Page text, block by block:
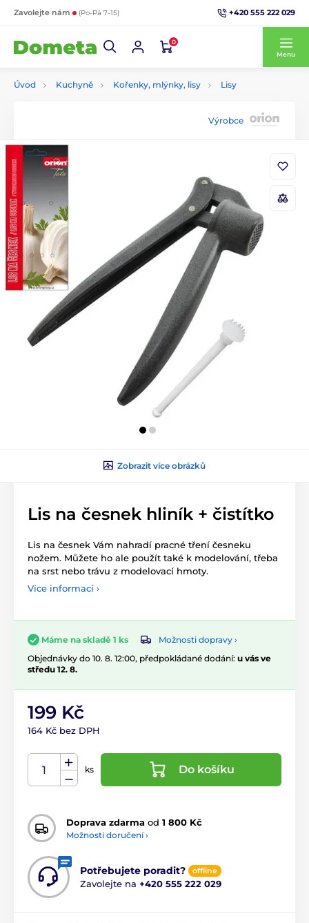
Zavolejte nám (Po-Pá 7-15) +420 555 222 029
0
Menu
Úvod Kuchyně Kořenky, mlýnky, lisy Lisy
Výrobce
Zobrazit více obrázků
Lis na česnek hliník + čistítko
Lis na česnek Vám nahradí pracné tření česneku
nožem. Můžete ho ale použít také k modelování, třeba
na srst nebo trávu z modelovací hmoty.
Více informací ›
Máme na skladě 1 ks
Možnosti dopravy ›
Objednávky do 10. 8. 12:00, předpokládané dodání: u vás ve
středu 12. 8.
199 Kč
164 Kč bez DPH
ks Do košíku
Doprava zdarma od 1 800 Kč
Možnosti doručení ›
Potřebujete poradit? offline
Zavolejte na +420 555 222 029